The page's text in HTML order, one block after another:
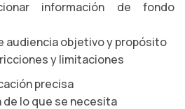
información de fondo
audiencia objetivo y propósito
y limitaciones
precisa
de lo que se necesita